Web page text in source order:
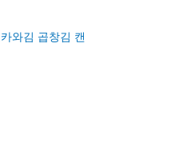
와김 곱창김 캔